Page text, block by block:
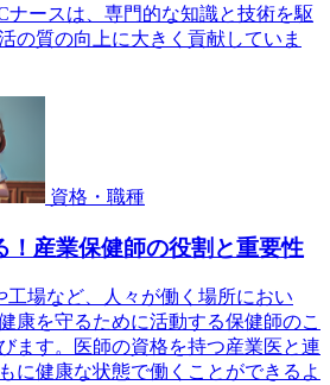
ナースは、専門的な知識と技術を駆
の質の向上に大きく貢献していま
資格・職種
！産業保健師の役割と重要性
工場など、人々が働く場所におい
康を守るために活動する保健師のこ
ます。医師の資格を持つ産業医と連
に健康な状態で働くことができるよ